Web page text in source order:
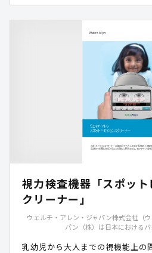
視力検査機器「スポット
クリーナー」
ウェルチ・アレン・ジャパン株式会社（
パン（株）は日本におけるバ
乳幼児から大人までの視機能上の